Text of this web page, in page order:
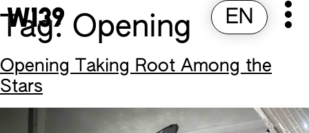
Skip
to
content
EN
Tag: Opening
Opening Taking Root Among the
Stars